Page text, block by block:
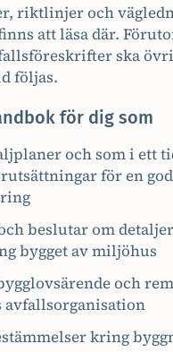
riktlinjer och
att läsa där.
ska
följas.
för dig som
och som i ett
för en god
beslutar om
bygget av miljöhus
och
avfallsorganisation
kring